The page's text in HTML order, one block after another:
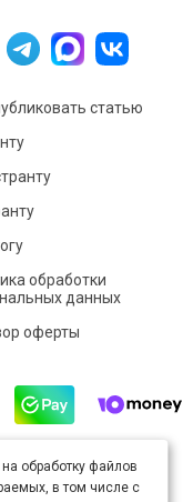
статью
обработки
данных
оферты
полицензии Creative
4.0
обработку файлов
в том числе с